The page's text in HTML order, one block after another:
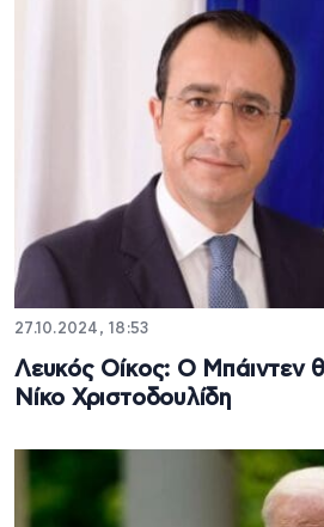
27.10.2024, 18:53
Λευκός Οίκος: O Μπάιντεν
Νίκο Χριστοδουλίδη